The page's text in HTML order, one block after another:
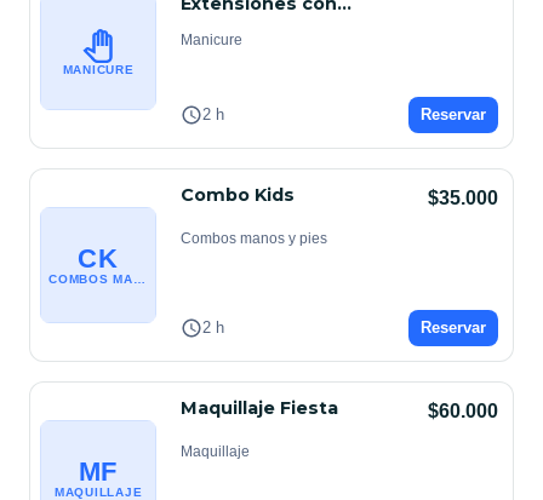
MANICURE
Manicure
2 h Reservar
CK
Combo Kids $35.000
Combos manos y pies
2 h Reservar
MF
MAQUILLAJE
Maquillaje Fiesta $60.000
Maquillaje